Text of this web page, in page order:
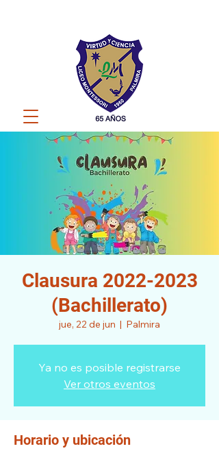
Clausura 2022-2023
(Bachillerato)
jue, 22 de jun
  |
Palmira
Ya no es posible registrarse
Ver otros eventos
Horario y ubicación